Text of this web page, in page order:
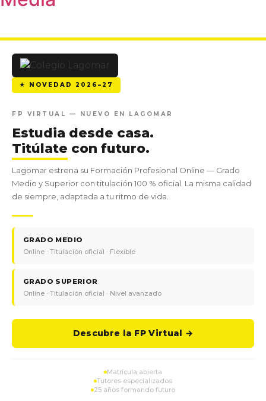
★ NOVEDAD 2026–27
FP VIRTUAL — NUEVO EN LAGOMAR
Estudia desde casa.
Titúlate con futuro.
Lagomar estrena su Formación Profesional Online — Grado
Medio y Superior con titulación 100 % oficial. La misma calidad
de siempre, adaptada a tu ritmo de vida.
GRADO MEDIO
Online · Titulación oficial · Flexible
GRADO SUPERIOR
Online · Titulación oficial · Nivel avanzado
Descubre la FP Virtual →
Matrícula abierta
Tutores especializados
25 años formando futuro